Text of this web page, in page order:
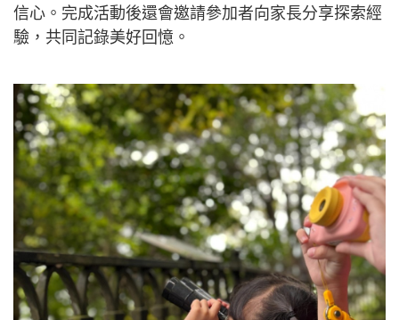
信心。完成活動後還會邀請參加者向家長分享探索經
驗，共同記錄美好回憶。